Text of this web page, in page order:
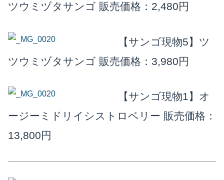
ツウミヅタサンゴ 販売価格：2,480円
【サンゴ現物5】ツ
ツウミヅタサンゴ 販売価格：3,980円
【サンゴ現物1】オ
ージーミドリイシストロベリー 販売価格：
13,800円